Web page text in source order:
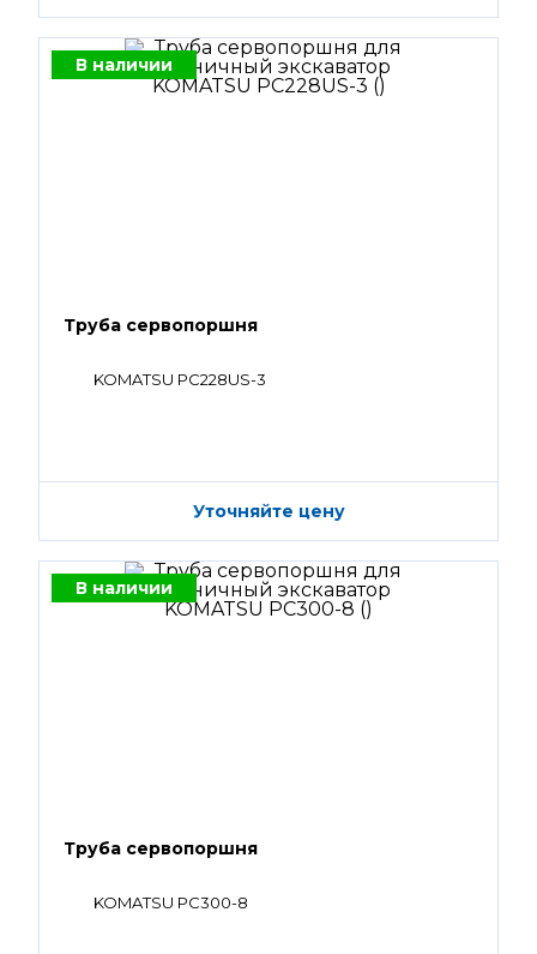
В наличии
Труба сервопоршня
KOMATSU PC228US-3
Уточняйте цену
В наличии
Труба сервопоршня
KOMATSU PC300-8